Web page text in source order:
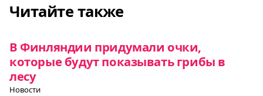
Читайте также
В Финляндии придумали очки,
которые будут показывать грибы в
лесу
Новости